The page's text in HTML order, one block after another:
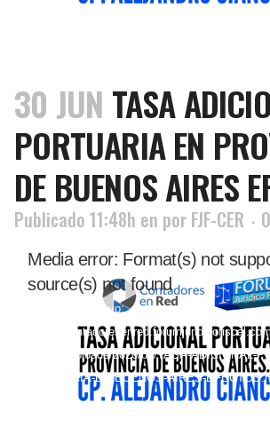
30 JUN TASA
PORTUARIA EN
DE BUENOS AIRES
Publicado 11:48h en por FJF-CER
Reproductor
de
Media error: Format(s) not
source(s) not found
Descargar archivo:
https://
content/uploads/2020/06/TASA-ADICIONAL-
PROVINCIA-DE-BUENOS-AIRES-